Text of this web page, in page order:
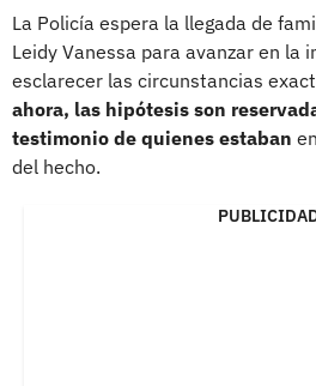
La Policía espera la llegada de
Leidy Vanessa para avanzar en la
esclarecer las circunstancias
ahora, las hipótesis son
testimonio de quienes estaban
del hecho.